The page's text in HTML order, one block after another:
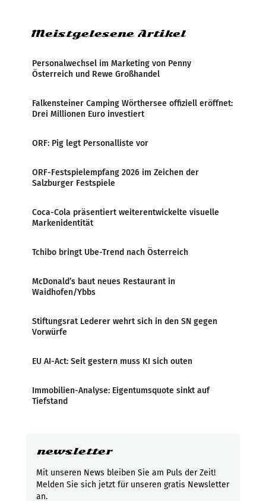
Meistgelesene Artikel
Personalwechsel im Marketing von Penny
Österreich und Rewe Großhandel
Falkensteiner Camping Wörthersee offiziell eröffnet:
Drei Millionen Euro investiert
ORF: Pig legt Personalliste vor
ORF-Festspielempfang 2026 im Zeichen der
Salzburger Festspiele
Coca-Cola präsentiert weiterentwickelte visuelle
Markenidentität
Tchibo bringt Ube-Trend nach Österreich
McDonald’s baut neues Restaurant in
Waidhofen/Ybbs
Stiftungsrat Lederer wehrt sich in den SN gegen
Vorwürfe
EU AI-Act: Seit gestern muss KI sich outen
Immobilien-Analyse: Eigentumsquote sinkt auf
Tiefstand
newsletter
Mit unseren News bleiben Sie am Puls der Zeit!
Melden Sie sich jetzt für unseren gratis Newsletter
an.